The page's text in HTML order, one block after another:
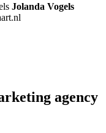
Jolanda Vogels
agency